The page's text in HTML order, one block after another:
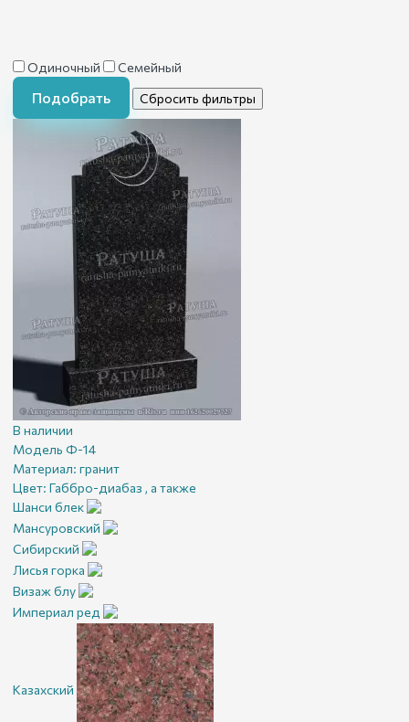
Одиночный Семейный
Подобрать Сбросить фильтры
В наличии
Модель Ф-14
Материал: гранит
Цвет: Габбро-диабаз , а также
Шанси блек
Мансуровский
Сибирский
Лисья горка
Визаж блу
Империал ред
Казахский